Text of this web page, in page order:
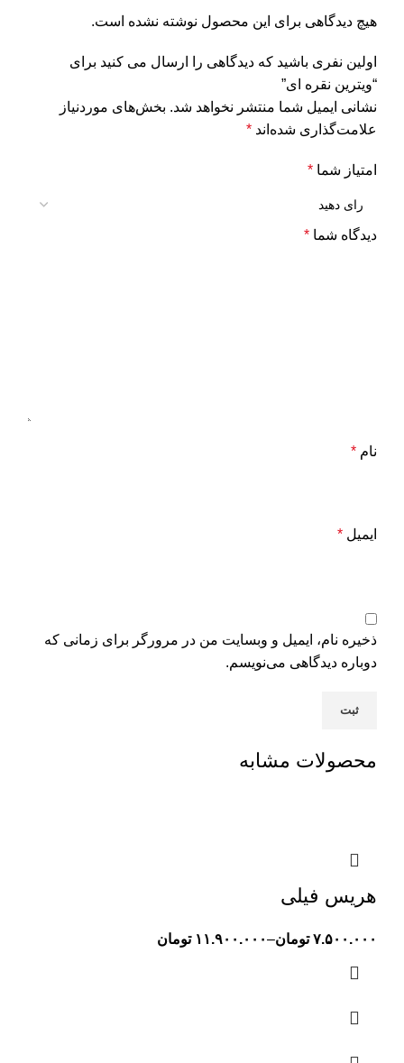
هیچ دیدگاهی برای این محصول نوشته نشده است.
اولین نفری باشید که دیدگاهی را ارسال می کنید برای
“ویترین نقره ای”
نشانی ایمیل شما منتشر نخواهد شد. بخش‌های موردنیاز
علامت‌گذاری شده‌اند *
امتیاز شما *
دیدگاه شما *
نام *
ایمیل *
ذخیره نام، ایمیل و وبسایت من در مرورگر برای زمانی که
دوباره دیدگاهی می‌نویسم.
محصولات مشابه
هریس فیلی
۷.۵۰۰.۰۰۰ تومان–۱۱.۹۰۰.۰۰۰ تومان